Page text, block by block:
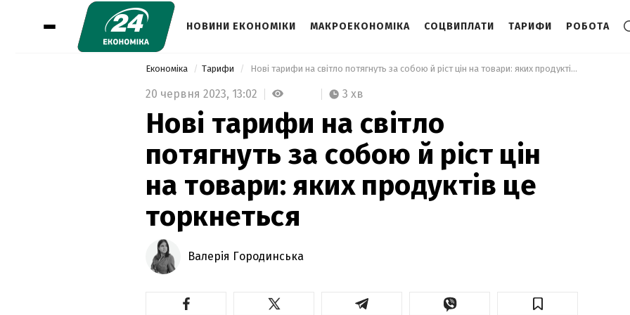
НОВИНИ ЕКОНОМІКИ МАКРОЕКОНОМІКА СОЦВИПЛАТИ ТАРИФИ РОБОТА
Економіка Тарифи Нові тарифи на світло потягнуть за собою й ріст цін на товари: яких продуктів це торкнеться
20 червня 2023, 13:02 3 хв
Нові тарифи на світло
потягнуть за собою й ріст цін
на товари: яких продуктів це
торкнеться
Валерія Городинська